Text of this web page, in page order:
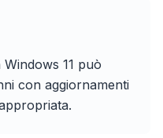
11 può
con aggiornamenti
di cache riducono i